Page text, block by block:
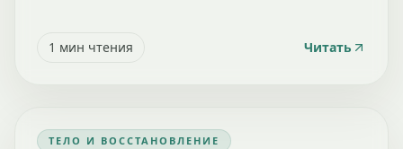
1 мин чтения Читать
ТЕЛО И ВОССТАНОВЛЕНИЕ